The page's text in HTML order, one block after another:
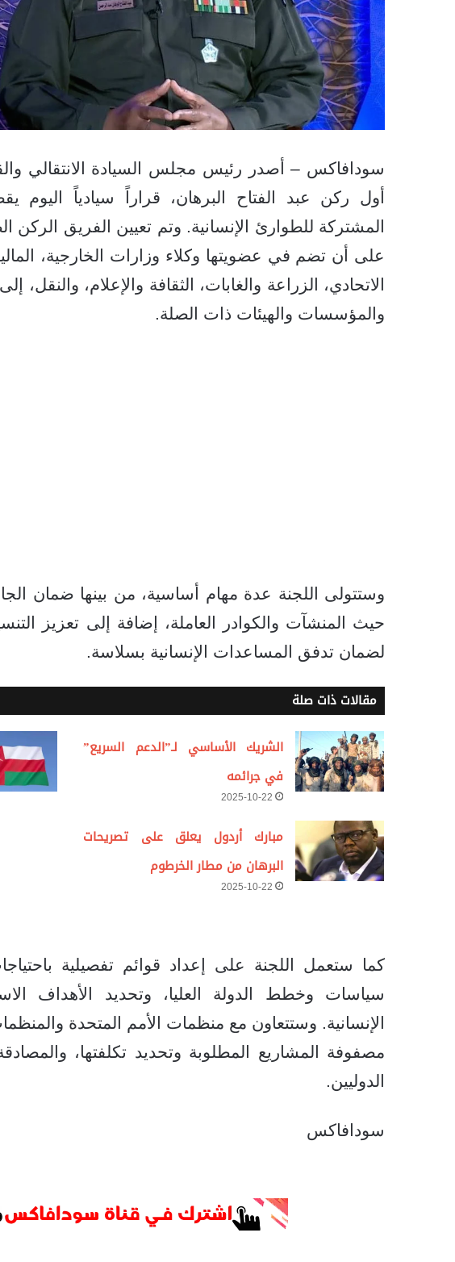
سودافاكس – أصدر رئيس مجلس السيادة الانتقالي
أول ركن عبد الفتاح البرهان، قراراً سيادياً اليوم
المشتركة للطوارئ الإنسانية. وتم تعيين الفريق
على أن تضم في عضويتها وكلاء وزارات الخارجية،
الاتحادي، الزراعة والغابات، الثقافة والإعلام،
والمؤسسات والهيئات ذات الصلة.
وستتولى اللجنة عدة مهام أساسية، من بينها ضمان
حيث المنشآت والكوادر العاملة، إضافة إلى تعزيز
لضمان تدفق المساعدات الإنسانية بسلاسة.
مقالات ذات صلة
الشريك الأساسي لـ”الدعم السريع”
في جرائمه
2025-10-22
مبارك أردول يعلق على تصريحات
البرهان من مطار الخرطوم
2025-10-22
كما ستعمل اللجنة على إعداد قوائم تفصيلية
سياسات وخطط الدولة العليا، وتحديد الأهداف
الإنسانية. وستتعاون مع منظمات الأمم المتحدة
مصفوفة المشاريع المطلوبة وتحديد تكلفتها،
الدوليين.
سودافاكس